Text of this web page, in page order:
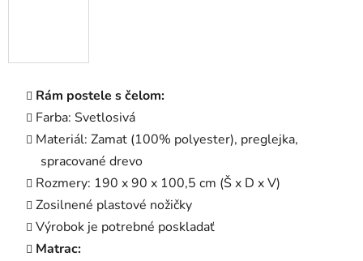
Rám postele s čelom:
Farba: Svetlosivá
Materiál: Zamat (100% polyester), preglejka,
spracované drevo
Rozmery: 190 x 90 x 100,5 cm (Š x D x V)
Zosilnené plastové nožičky
Výrobok je potrebné poskladať
Matrac: